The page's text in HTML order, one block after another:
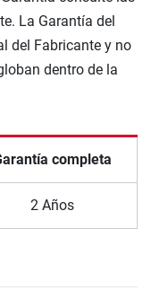
La Garantía del
del Fabricante y no
dentro de la
completa
2 Años